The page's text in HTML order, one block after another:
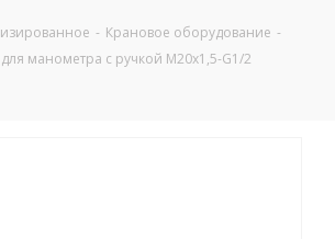
- Крановое оборудование -
манометра с ручкой M20x1,5-G1/2